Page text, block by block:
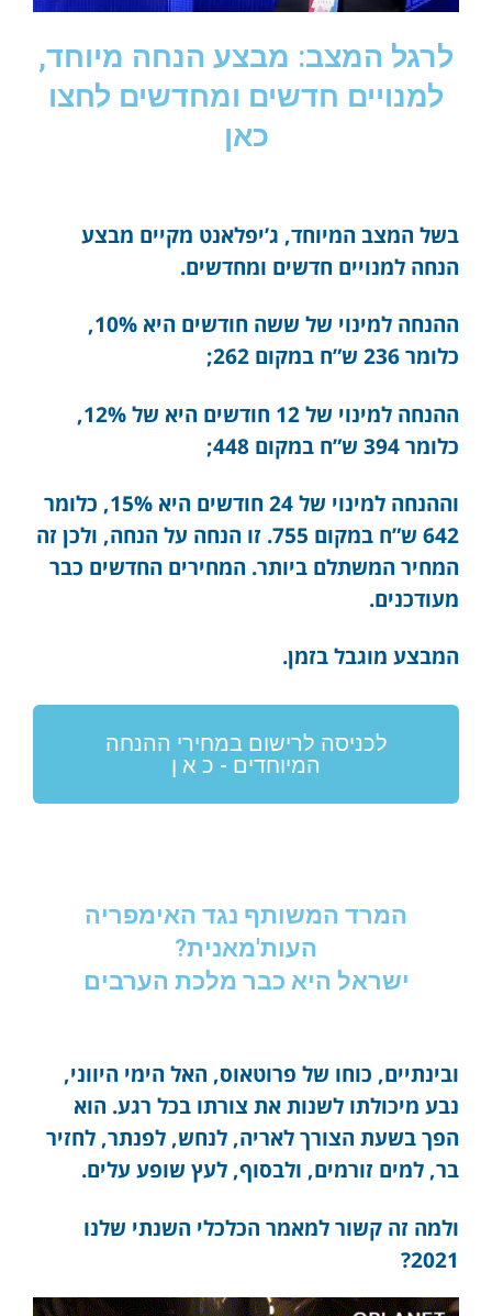
לרגל המצב: מבצע הנחה מיוחד,
למנויים חדשים ומחדשים לחצו
כאן
בשל המצב המיוחד, ג’יפלאנט מקיים מבצע
הנחה למנויים חדשים ומחדשים.
ההנחה למינוי של ששה חודשים היא 10%,
כלומר 236 ש”ח במקום 262;
ההנחה למינוי של 12 חודשים היא של 12%,
כלומר 394 ש”ח במקום 448;
וההנחה למינוי של 24 חודשים היא 15%, כלומר
642 ש”ח במקום 755. זו הנחה על הנחה, ולכן זה
המחיר המשתלם ביותר. המחירים החדשים כבר
מעודכנים.
המבצע מוגבל בזמן.
לכניסה לרישום במחירי ההנחה
המיוחדים - כ א ן
המרד המשותף נגד האימפריה
העות'מאנית?
ישראל היא כבר מלכת הערבים
ובינתיים, כוחו של פרוטאוס, האל הימי היווני,
נבע מיכולתו לשנות את צורתו בכל רגע. הוא
הפך בשעת הצורך לאריה, לנחש, לפנתר, לחזיר
בר, למים זורמים, ולבסוף, לעץ שופע עלים.
ולמה זה קשור למאמר הכלכלי השנתי שלנו
2021?